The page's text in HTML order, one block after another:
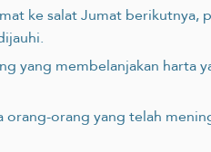
ke salat Jumat
yang membelanjakan
orang-orang yang telah